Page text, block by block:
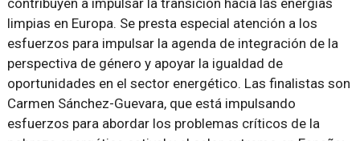
contribuyen a impulsar la transición hacia las energías
limpias en Europa. Se presta especial atención a los
esfuerzos para impulsar la agenda de integración de la
perspectiva de género y apoyar la igualdad de
oportunidades en el sector energético. Las finalistas son
Carmen Sánchez-Guevara, que está impulsando
esfuerzos para abordar los problemas críticos de la